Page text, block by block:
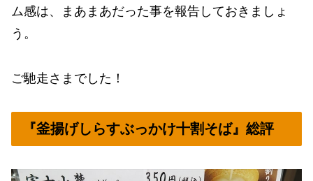
ム感は、まあまあだった事を報告しておきましょ
う。
ご馳走さまでした！
『釜揚げしらすぶっかけ十割そば』総評